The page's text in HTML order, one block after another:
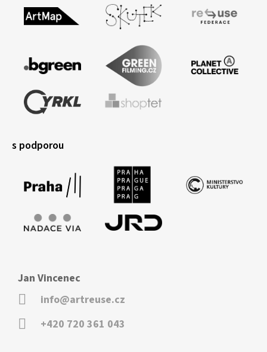
s podporou
Jan Vincenec
info@artreuse.cz
+420 720 361 043